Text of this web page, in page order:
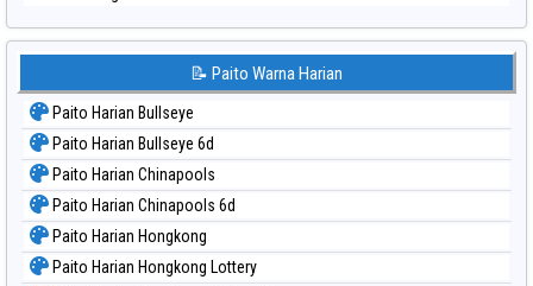
📝 Paito Warna Harian
Paito Harian Bullseye
Paito Harian Bullseye 6d
Paito Harian Chinapools
Paito Harian Chinapools 6d
Paito Harian Hongkong
Paito Harian Hongkong Lottery